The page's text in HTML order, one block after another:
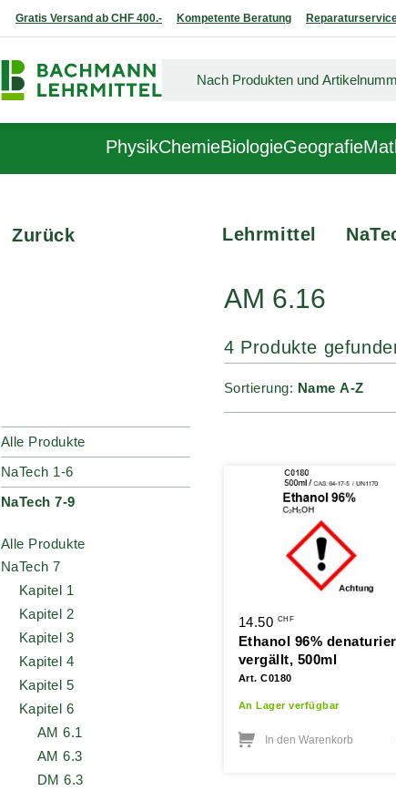
Gratis Versand ab CHF 400.- Kompetente Beratung
PhysikChemieBiologieGeografie
Zurück Lehrmittel
Alle Produkte
NaTech 1-6
NaTech 7-9
Alle Produkte
NaTech 7
Kapitel 1
Kapitel 2
Kapitel 3
Kapitel 4
Kapitel 5
Kapitel 6
AM 6.1
AM 6.3
DM 6.3
AM 6.16
4 Produkte
Sortierung:
14.50 CHF
Ethanol 96%
vergällt, 500ml
Art. C0180
An Lager verfügbar
In den Warenkorb